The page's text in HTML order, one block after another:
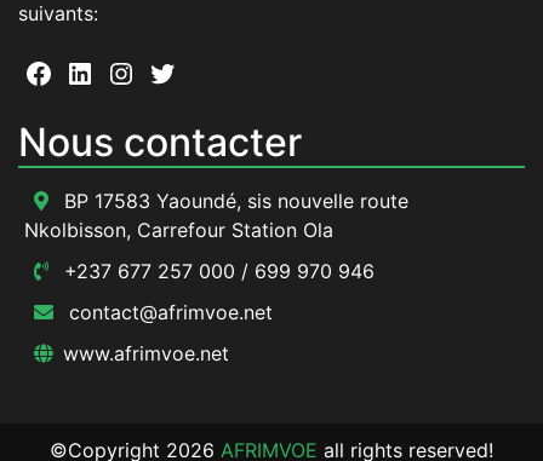
suivants:
Facebook
LinkedIn
Instagram
Twitter
Nous contacter
BP 17583 Yaoundé, sis nouvelle route
Nkolbisson, Carrefour Station Ola
+237 677 257 000 / 699 970 946
contact@afrimvoe.net
www.afrimvoe.net
©Copyright 2026 AFRIMVOE all rights reserved!